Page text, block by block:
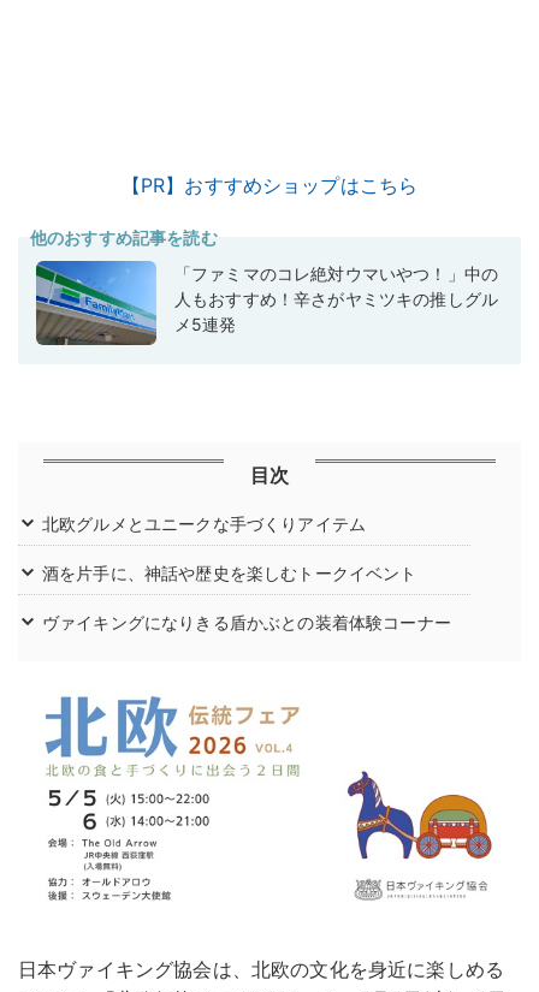
【PR】おすすめショップはこちら
他のおすすめ記事を読む
「ファミマのコレ絶対ウマいやつ！」中の
人もおすすめ！辛さがヤミツキの推しグル
メ5連発
目次
北欧グルメとユニークな手づくりアイテム
酒を片手に、神話や歴史を楽しむトークイベント
ヴァイキングになりきる盾かぶとの装着体験コーナー
日本ヴァイキング協会は、北欧の文化を身近に楽しめる